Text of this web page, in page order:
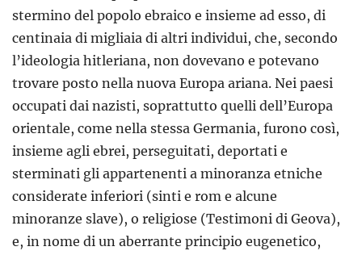
stermino del popolo ebraico e insieme ad esso, di
centinaia di migliaia di altri individui, che, secondo
l’ideologia hitleriana, non dovevano e potevano
trovare posto nella nuova Europa ariana. Nei paesi
occupati dai nazisti, soprattutto quelli dell’Europa
orientale, come nella stessa Germania, furono così,
insieme agli ebrei, perseguitati, deportati e
sterminati gli appartenenti a minoranza etniche
considerate inferiori (sinti e rom e alcune
minoranze slave), o religiose (Testimoni di Geova),
e, in nome di un aberrante principio eugenetico,